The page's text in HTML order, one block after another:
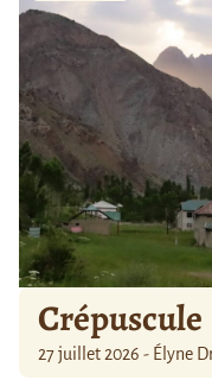
Crépuscule
27 juillet 2026 - Élyne